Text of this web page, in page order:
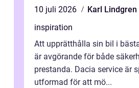
10 juli 2026
Karl Lindgren
inspiration
Att upprätthålla sin bil i
är avgörande för både
prestanda. Dacia service är
utformad för att mö...